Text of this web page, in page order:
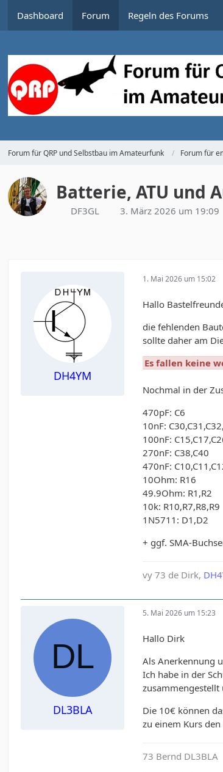
Dashboard Forum Regeln des Forums
Forum für QRP und Selbstbau im Amateurfunk Forum für
Batterie, ATU und
DF3GL 3. März 2026 um 19:09
DH4YM
1. Mai 2026 um 15:02
Hallo
die fehlenden
sollte daher am
Es fallen keine
Nochmal in der
470pF: C6
10nF:
100nF:
270nF: C38,C40
470nF:
10Ohm: R16
49.9Ohm: R1,R2
10k: R10,R7,R8,R9
1N5711: D1,D2
+ ggf. SMA-
vy 73 de Dirk,
DL3BLA
5. Mai 2026 um 15:23
Hallo Dirk
Als Anerkennung
Ich habe in der
Die 10€ können
zu einem Kurs
73 Bernd DL3BLA